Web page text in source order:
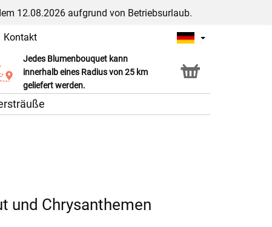
12.08.2026 aufgrund von Betriebsurlaub.
Kontakt
Jedes Blumenbouquet kann
innerhalb eines Radius von 25 km
geliefert werden.
Click & Collect Service
und Chrysanthemen